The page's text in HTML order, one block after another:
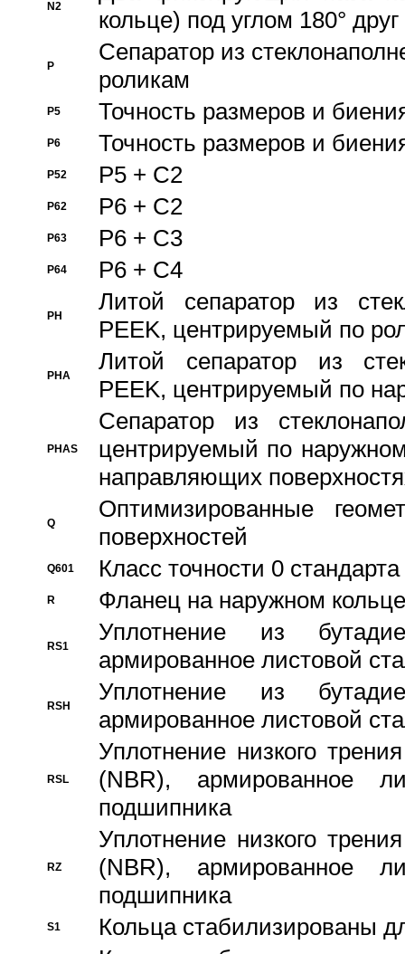
N2
кольце) под углом 180° друг
P
Cепаратор из
роликам
P5 Точность размеров и
P6 Точность размеров и
P52 P5 + C2
P62 P6 + C2
P63 P6 + C3
P64 P6 + C4
PH
Литой сепаратор из
PEEK, центрируемый по
PHA
Литой сепаратор из
PEEK, центрируемый по
PHAS
Сепаратор из
центрируемый по
направляющих
Q
Оптимизированные
поверхностей
Q601 Класс точности 0
R Фланец на наружном кольце
RS1
Уплотнение из
армированное листовой
RSH
Уплотнение из
армированное листовой
RSL
Уплотнение низкого
(NBR), армированное
подшипника
RZ
Уплотнение низкого
(NBR), армированное
подшипника
S1 Кольца стабилизированы